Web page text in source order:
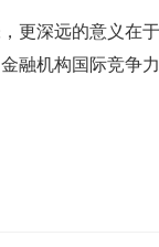
深远的意义在于
融机构国际竞争